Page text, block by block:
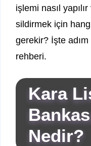
işlemi nasıl
sildirmek için
gerekir? İşte
rehberi.
Kara
Nedir?